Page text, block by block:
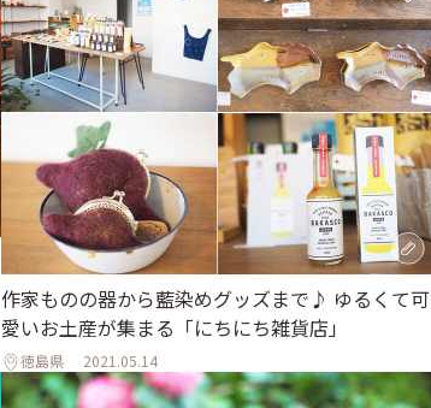
作家ものの器から藍染めグッズまで♪ ゆるくて可
愛いお土産が集まる「にちにち雑貨店」
徳島県 2021.05.14